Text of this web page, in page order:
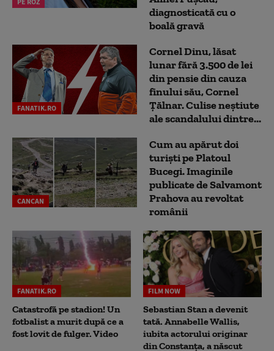
diagnosticată cu o
boală gravă
FANATIK.RO
Cornel Dinu, lăsat
lunar fără 3.500 de lei
din pensie din cauza
finului său, Cornel
Țălnar. Culise neștiute
ale scandalului dintre...
CANCAN
Cum au apărut doi
turiști pe Platoul
Bucegi. Imaginile
publicate de Salvamont
Prahova au revoltat
românii
FANATIK.RO
Catastrofă pe stadion! Un
fotbalist a murit după ce a
fost lovit de fulger. Video
FILM NOW
Sebastian Stan a devenit
tată. Annabelle Wallis,
iubita actorului originar
din Constanța, a născut